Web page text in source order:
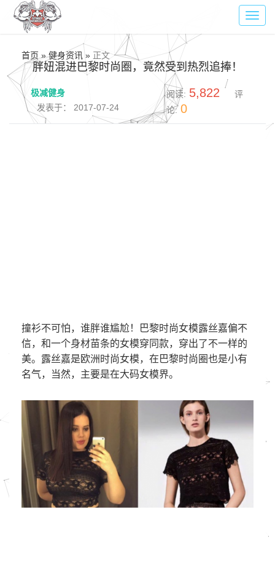
首页 » 健身资讯 » 正文
胖妞混进巴黎时尚圈，竟然受到热烈追捧！
极减健身
发表于： 2017-07-24
阅读: 5,822
评
论: 0
撞衫不可怕，谁胖谁尴尬！巴黎时尚女模露丝嘉偏不
信，和一个身材苗条的女模穿同款，穿出了不一样的
美。露丝嘉是欧洲时尚女模，在巴黎时尚圈也是小有
名气，当然，主要是在大码女模界。